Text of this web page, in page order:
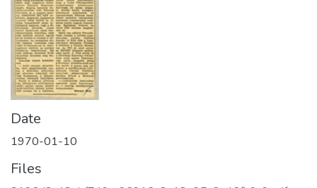
Date
1970-01-10
Files